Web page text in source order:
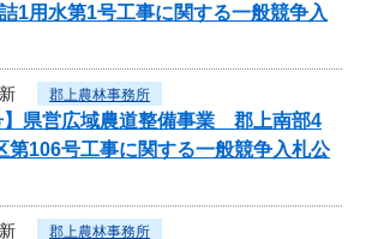
1用水第1号工事に関する一般競争入
郡上農林事務所
】県営広域農道整備事業 郡上南部4
106号工事に関する一般競争入札公
郡上農林事務所